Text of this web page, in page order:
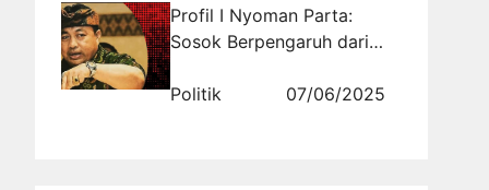
Profil I Nyoman Parta:
Sosok Berpengaruh dari
Politik
07/06/2025